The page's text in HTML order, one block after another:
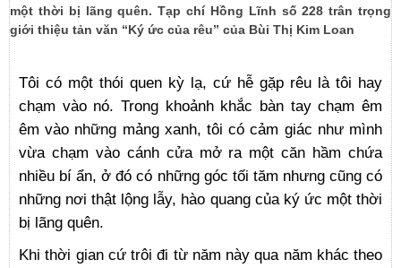
một thời bị lãng quên. Tạp chí Hồng Lĩnh số 228 trân trọng
giới thiệu tản văn “Ký ức của rêu” của Bùi Thị Kim Loan
Tôi có một thói quen kỳ lạ, cứ hễ gặp rêu là tôi hay
chạm vào nó. Trong khoảnh khắc bàn tay chạm êm
êm vào những mảng xanh, tôi có cảm giác như mình
vừa chạm vào cánh cửa mở ra một căn hầm chứa
nhiều bí ẩn, ở đó có những góc tối tăm nhưng cũng có
những nơi thật lộng lẫy, hào quang của ký ức một thời
bị lãng quên.
Khi thời gian cứ trôi đi từ năm này qua năm khác theo